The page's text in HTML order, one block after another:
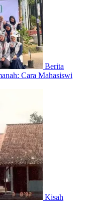
Berita
Cara Mahasiswi
Kisah